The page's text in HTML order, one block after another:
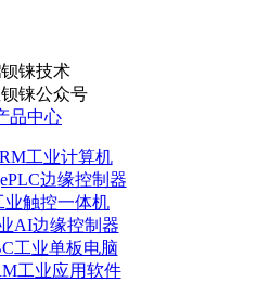
铼公众号
品中心
工业计算机
边缘控制器
业触控一体机
AI边缘控制器
工业单板电脑
工业应用软件